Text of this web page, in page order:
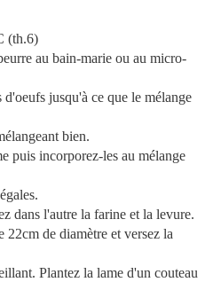
(th.6)
au bain-marie ou au micro-
jusqu'à ce que le mélange
bien.
puis incorporez-les au mélange
dans l'autre la farine et la levure.
22cm de diamètre et versez la
Plantez la lame d'un couteau